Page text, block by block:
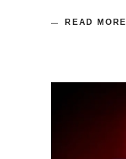
READ MORE